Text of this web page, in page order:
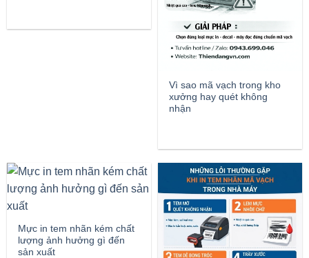
Vì sao mã vạch trong kho
xưởng hay quét không
nhận
Mực in tem nhãn kém chất
lượng ảnh hưởng gì đến
sản xuất